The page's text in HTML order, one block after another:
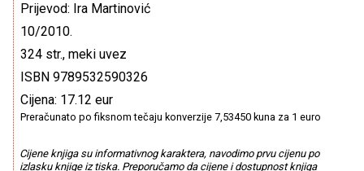
Prijevod: Ira Martinović
10/2010.
324 str., meki uvez
ISBN 9789532590326
Cijena: 17.12 eur
Preračunato po fiksnom tečaju konverzije 7,53450 kuna za 1 euro
Cijene knjiga su informativnog karaktera, navodimo prvu cijenu po
izlasku knjige iz tiska. Preporučamo da cijene i dostupnost knjiga